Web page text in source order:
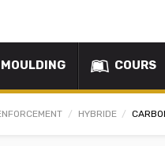
COURS
HYBRIDE